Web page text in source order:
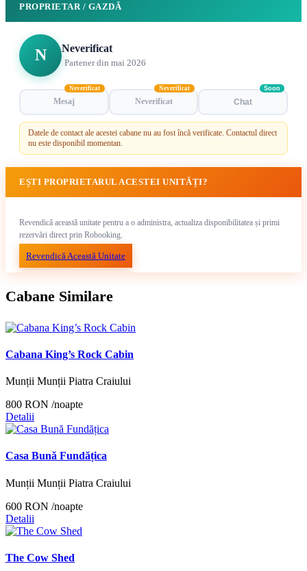
PROPRIETAR / GAZDĂ
N Neverificat
Partener din mai 2026
Mesaj
Neverificat
Neverificat
Neverificat
Chat
Soon
Datele de contact ale acestei cabane nu au fost încă verificate. Contactul direct
nu este disponibil momentan.
EȘTI PROPRIETARUL ACESTEI UNITĂȚI?
Revendică această unitate pentru a o administra, actualiza disponibilitatea și primi
rezervări direct prin Robooking.
Revendică Această Unitate
Cabane Similare
Cabana King’s Rock Cabin
Munții Munții Piatra Craiului
800 RON /noapte
Detalii
Casa Bună Fundățica
Munții Munții Piatra Craiului
600 RON /noapte
Detalii
The Cow Shed